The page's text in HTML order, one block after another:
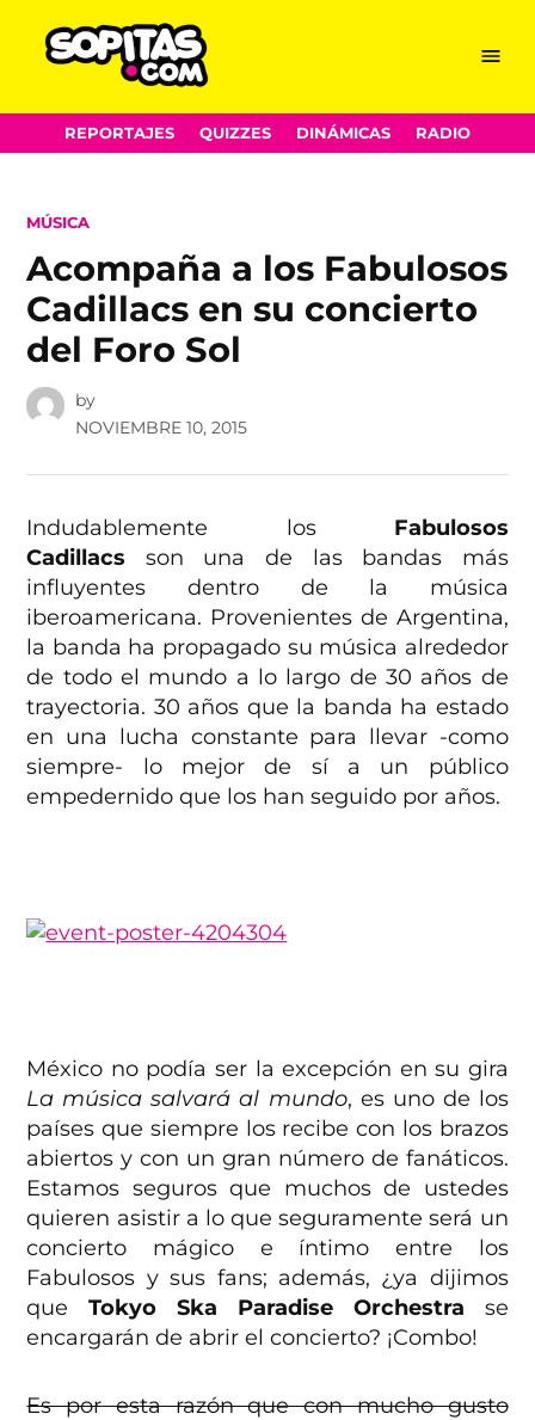
Skip
to
Menu
REPORTAJES QUIZZES DINÁMICAS RADIO
POSTED
MÚSICA
Acompaña a los Fabulosos
Cadillacs en su concierto
del Foro Sol
by
NOVIEMBRE 10, 2015
Indudablemente losFabulosos
Cadillacs son una de las bandas más
influyentes dentro de la música
iberoamericana. Provenientes de Argentina,
la banda ha propagado su música alrededor
de todo el mundo a lo largo de 30 años de
trayectoria. 30 años que la banda ha estado
en una lucha constante para llevar -como
siempre- lo mejor de sí a un público
empedernido que los han seguido por años.
México no podía ser la excepción en su gira
La música salvará al mundo, es uno de los
países que siempre los recibe con los brazos
abiertos y con un gran número de fanáticos.
Estamos seguros que muchos de ustedes
quieren asistir a lo que seguramente será un
concierto mágico e íntimo entre los
Fabulosos y sus fans; además, ¿ya dijimos
queTokyo Ska Paradise Orchestra se
encargarán de abrir el concierto? ¡Combo!
Es por esta razón que con mucho gusto